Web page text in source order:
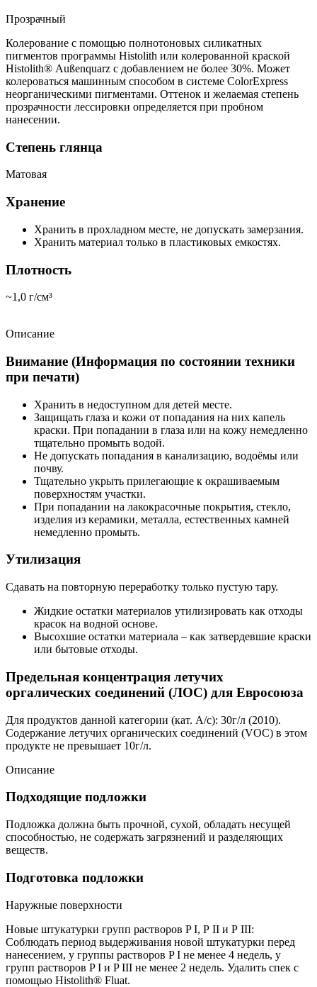
Прозрачный
Колерование с помощью полнотоновых силикатных
пигментов программы Histolith или колерованной краской
Histolith® Außenquarz с добавлением не более 30%. Может
колероваться машинным способом в системе ColorExpress
неорганическими пигментами. Оттенок и желаемая степень
прозрачности лессировки определяется при пробном
нанесении.
Степень глянца
Матовая
Хранение
Хранить в прохладном месте, не допускать замерзания.
Хранить материал только в пластиковых емкостях.
Плотность
~1,0 г/см³
Описание
Внимание (Информация по состоянии техники
при печати)
Хранить в недоступном для детей месте.
Защищать глаза и кожи от попадания на них капель
краски. При попадании в глаза или на кожу немедленно
тщательно промыть водой.
Не допускать попадания в канализацию, водоёмы или
почву.
Тщательно укрыть прилегающие к окрашиваемым
поверхностям участки.
При попадании на лакокрасочные покрытия, стекло,
изделия из керамики, металла, естественных камней
немедленно промыть.
Утилизация
Сдавать на повторную переработку только пустую тару.
Жидкие остатки материалов утилизировать как отходы
красок на водной основе.
Bысохшие остатки материала – как затвердевшие краски
или бытовые отходы.
Предельная концентрация летучих
оргалических соединений (ЛОС) для Евросоюза
Для продуктов данной категории (кат. A/c): 30г/л (2010).
Содержание летучих органических соединений (VOC) в этом
продукте не превышает 10г/л.
Описание
Подходящие подложки
Подложка должна быть прочной, сухой, обладать несущей
способностью, не содержать загрязнений и разделяющих
веществ.
Подготовка подложки
Наружные поверхности
Новые штукатурки групп растворов P I, Р ІІ и Р ІІІ:
Соблюдать период выдерживания новой штукатурки перед
нанесением, у группы растворов P I не менее 4 недель, у
групп растворов P I и P III не менее 2 недель. Удалить спек с
помощью Histolith® Fluat.